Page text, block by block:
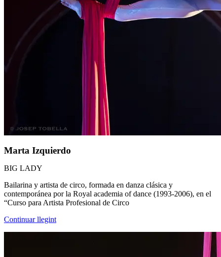
Marta Izquierdo
BIG LADY
Bailarina y artista de circo, formada en danza clásica y
contemporánea por la Royal academia of dance (1993-2006), en el
“Curso para Artista Profesional de Circo
Continuar llegint